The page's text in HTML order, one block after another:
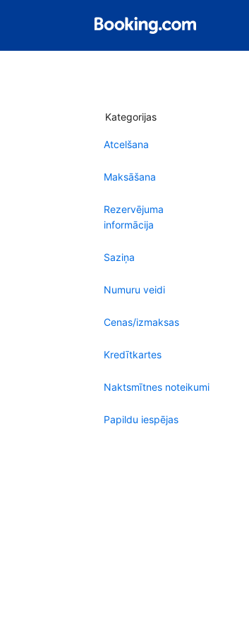
Kategorijas
Atcelšana
Maksāšana
Rezervējuma
informācija
Saziņa
Numuru veidi
Cenas/izmaksas
Kredītkartes
Naktsmītnes noteikumi
Papildu iespējas